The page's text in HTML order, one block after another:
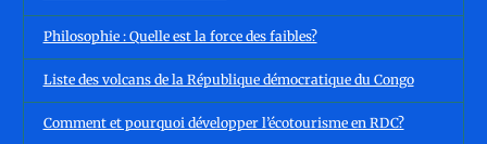
Philosophie : Quelle est la force des faibles?
Liste des volcans de la République démocratique du Congo
Comment et pourquoi développer l’écotourisme en RDC?